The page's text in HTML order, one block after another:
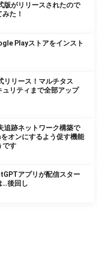
版がリリースされたので
た！
Playストアをインスト
リース！マルチタス
ュリティまで全部アップ
追跡ネットワーク構築で
オンにするよう促す機能
です
アプリが配信スター
…後回し